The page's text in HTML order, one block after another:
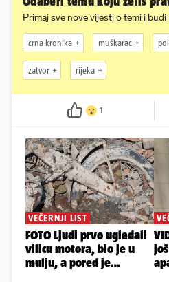
Primaj sve nove vijesti o temi i budi
crna kronika muškarac
zatvor rijeka
1